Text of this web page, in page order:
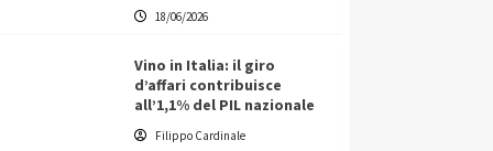
18/06/2026
Vino in Italia: il giro
d’affari contribuisce
all’1,1% del PIL nazionale
Filippo Cardinale